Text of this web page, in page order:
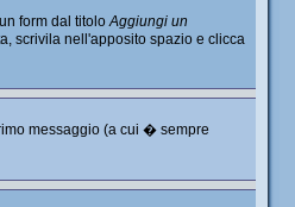
form dal titoloAggiungi un
scrivila nell'apposito spazio e clicca
messaggio (a cui � sempre